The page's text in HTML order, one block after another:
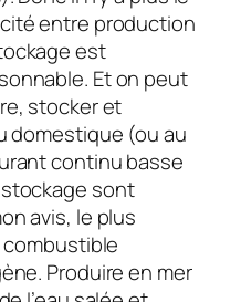
entre production
est
Et on peut
stocker et
domestique (ou au
continu basse
sont
avis, le plus
Produire en mer